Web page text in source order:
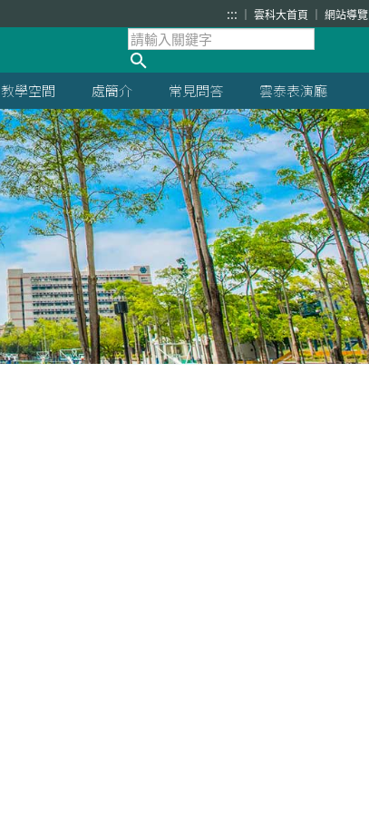
::: 雲科大首頁 網站導覽
教學空間 處簡介 常見問答 雲泰表演廳